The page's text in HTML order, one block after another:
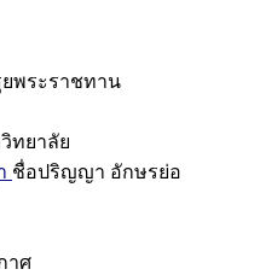
ยพระราชทาน
ทยาลัย
ชื่อปริญญา อักษรย่อ
าศ